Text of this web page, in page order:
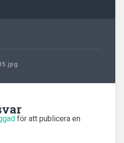
för att publicera en